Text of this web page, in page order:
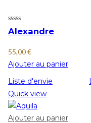
Alexandre
55,00€
Ajouter au panier
Liste d'envie
Quick view
Ajouter au panier